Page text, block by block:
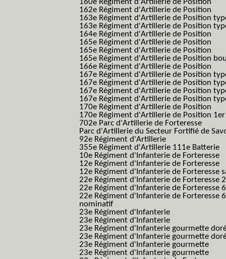
160e Régiment d'Artillerie de Position
162e Régiment d'Artillerie de Position
163e Régiment d'Artillerie de Position
163e Régiment d'Artillerie de Position
164e Régiment d'Artillerie de Position
165e Régiment d'Artillerie de Position
165e Régiment d'Artillerie de Position
165e Régiment d'Artillerie de Position
166e Régiment d'Artillerie de Position
167e Régiment d'Artillerie de Position
167e Régiment d'Artillerie de Position
167e Régiment d'Artillerie de Position
167e Régiment d'Artillerie de Position
170e Régiment d'Artillerie de Position
170e Régiment d'Artillerie de Position
702e Parc d'Artillerie de Forteresse
Parc d'Artillerie du Secteur Fortifié de
92e Régiment d'Artillerie
355e Régiment d'Artillerie 111e Batterie
10e Régiment d'Infanterie de Forteresse
12e Régiment d'Infanterie de Forteresse
12e Régiment d'Infanterie de Forteresse
22e Régiment d'Infanterie de Forteresse
22e Régiment d'Infanterie de Forteresse
22e Régiment d'Infanterie de Forteresse
nominatif
23e Régiment d'Infanterie
23e Régiment d'Infanterie
23e Régiment d'Infanterie gourmette
23e Régiment d'Infanterie gourmette
23e Régiment d'Infanterie gourmette
23e Régiment d'Infanterie gourmette